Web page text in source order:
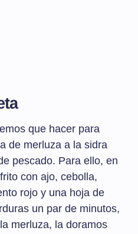
que hacer para
de merluza a la sidra
pescado. Para ello, en
con ajo, cebolla,
rojo y una hoja de
un par de minutos,
merluza, la doramos